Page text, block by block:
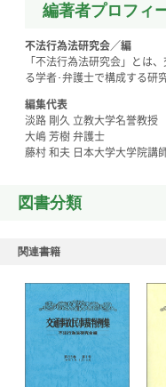
編著者プロフィ
不法行為法研究会／編
「不法行為法研究会」とは
る学者･弁護士で構成する研
編集代表
淡路 剛久 立教大学名誉教授
大嶋 芳樹 弁護士
藤村 和夫 日本大学大学院講
図書分類
関連書籍